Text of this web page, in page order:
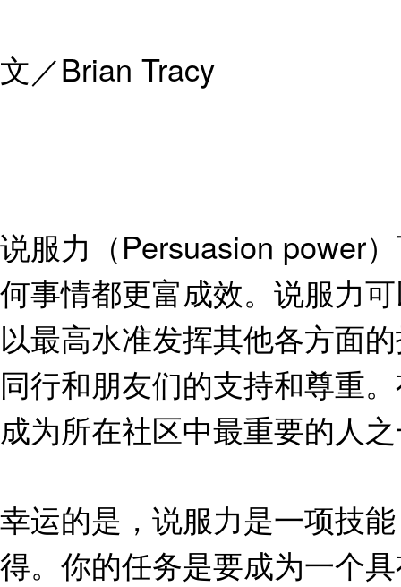
文／Brian Tracy
说服力（Persuasion power
何事情都更富成效。说服力
以最高水准发挥其他各方面
同行和朋友们的支持和尊重
成为所在社区中最重要的人
幸运的是，说服力是一项技
得。你的任务是要成为一个